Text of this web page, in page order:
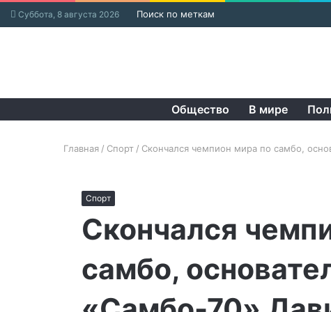
Суббота, 8 августа 2026 Поиск по меткам
Общество В мире
Главная / Спорт / Скончался чемпион мира по самбо,
Спорт
Скончался
самбо,